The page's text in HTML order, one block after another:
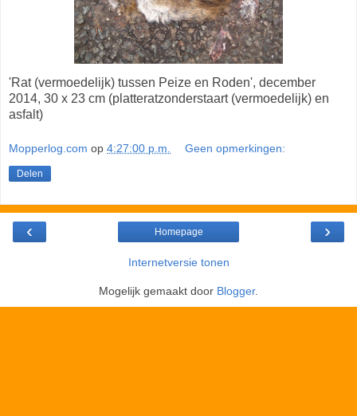
'Rat (vermoedelijk) tussen Peize en Roden', december
2014, 30 x 23 cm (platteratzonderstaart (vermoedelijk) en
asfalt)
Mopperlog.com op 4:27:00 p.m. Geen opmerkingen:
Delen
‹ ›
Homepage
Internetversie tonen
Mogelijk gemaakt door Blogger.